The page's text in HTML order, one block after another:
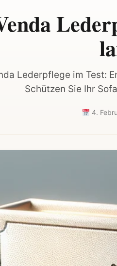
Lederpflege im Test:
Schützen Sie Ihr
4.